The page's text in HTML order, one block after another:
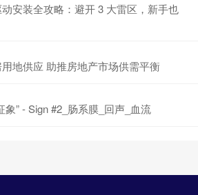
安装全攻略：避开 3 大雷区，新手也
地供应 助推房地产市场供需平衡
象” - Sign #2_肠系膜_回声_血流